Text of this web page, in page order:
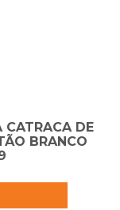
CATRACA DE
BRANCO